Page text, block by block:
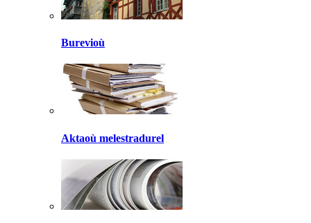
Burevioù
Aktaoù melestradurel